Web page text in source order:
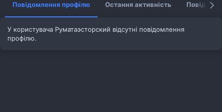
Повідомлення профілю Остання активність
У користувача Руматаэсторский відсутні повідомлення
профілю.